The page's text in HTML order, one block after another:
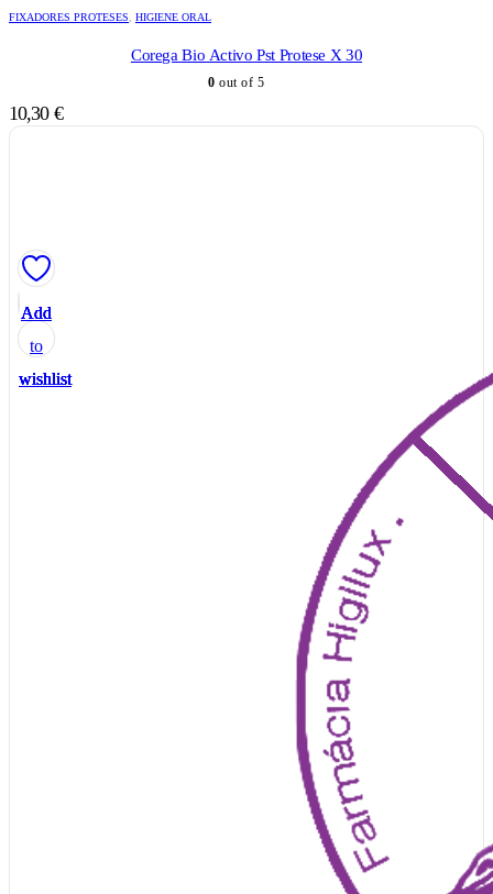
Add
to
wishlist
FIXADORES PROTESES, HIGIENE ORAL
Corega Bio Activo Pst Protese X 30
0 out of 5
10,30 €
Add
to
wishlist
Add
to
wishlist
Add
to
wishlist
Add
to
wishlist